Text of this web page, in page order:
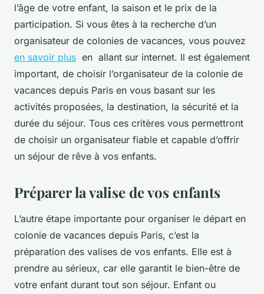
l’âge de votre enfant, la saison et le prix de la
participation. Si vous êtes à la recherche d’un
organisateur de colonies de vacances, vous pouvez
en savoir plus en allant sur internet. Il est également
important, de choisir l’organisateur de la colonie de
vacances depuis Paris en vous basant sur les
activités proposées, la destination, la sécurité et la
durée du séjour. Tous ces critères vous permettront
de choisir un organisateur fiable et capable d’offrir
un séjour de rêve à vos enfants.
Préparer la valise de vos enfants
L’autre étape importante pour organiser le départ en
colonie de vacances depuis Paris, c’est la
préparation des valises de vos enfants. Elle est à
prendre au sérieux, car elle garantit le bien-être de
votre enfant durant tout son séjour. Enfant ou